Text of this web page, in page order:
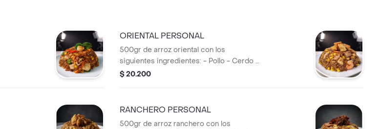
ORIENTAL PERSONAL
500gr de arroz oriental con los
siguientes ingredientes: - Pollo - Cerdo -
Chicharrón - Plátano - Maíz - Raíz china -
$ 20.200
RANCHERO PERSONAL
500gr de arroz ranchero con los